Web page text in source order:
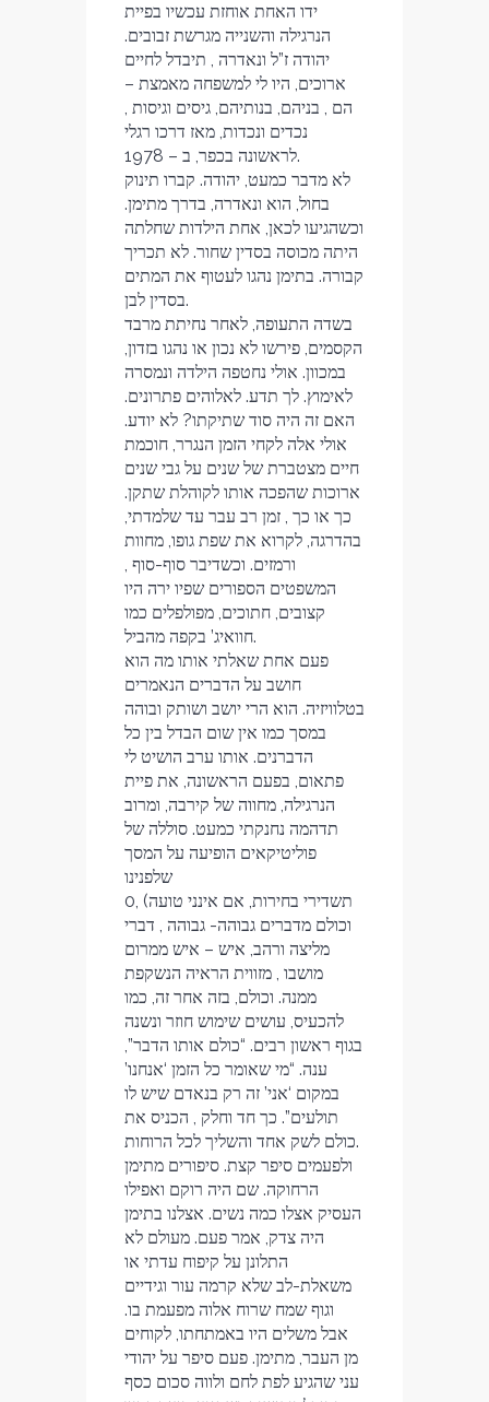
ידו האחת אוחזת עכשיו בפיית
הנרגילה והשנייה מגרשת זבובים.
יהודה ז”ל ונאדרה , תיבדל לחיים
ארוכים, היו לי למשפחה מאמצת –
הם , בניהם, בנותיהם, גיסים וגיסות ,
נכדים ונכדות, מאז דרכו רגלי
לראשונה בכפר, ב – 1978.
לא מדבר כמעט, יהודה. קברו תינוק
בחול, הוא ונאדרה, בדרך מתימן.
וכשהגיעו לכאן, אחת הילדות שחלתה
היתה מכוסה בסדין שחור. לא תכריך
קבורה. בתימן נהגו לעטוף את המתים
בסדין לבן.
בשדה התעופה, לאחר נחיתת מרבד
הקסמים, פירשו לא נכון או נהגו בזדון,
במכוון. אולי נחטפה הילדה ונמסרה
לאימוץ. לך תדע. לאלוהים פתרונים.
האם זה היה סוד שתיקתו? לא יודע.
אולי אלה לקחי הזמן הנגרר, חוכמת
חיים מצטברת של שנים על גבי שנים
ארוכות שהפכה אותו לקוהלת שתקן.
כך או כך , זמן רב עבר עד שלמדתי,
בהדרגה, לקרוא את שפת גופו, מחוות
ורמזים. וכשדיבר סוף-סוף ,
המשפטים הספורים שפיו ירה היו
קצובים, חתוכים, מפולפלים כמו
חוואיג’ בקפה מהביל.
פעם אחת שאלתי אותו מה הוא
חושב על הדברים הנאמרים
בטלוויזיה. הוא הרי יושב ושותק ובוהה
במסך כמו אין שום הבדל בין כל
הדברנים. אותו ערב הושיט לי
פתאום, בפעם הראשונה, את פיית
הנרגילה, מחווה של קירבה, ומרוב
תדהמה נחנקתי כמעט. סוללה של
פוליטיקאים הופיעה על המסך
שלפנינו
0תשדירי בחירות, אם אינני טועה) ,
וכולם מדברים גבוהה- גבוהה , דברי
מליצה ורהב, איש – איש ממרום
מושבו , מזווית הראיה הנשקפת
ממנה. וכולם, בזה אחר זה, כמו
להכעיס, עושים שימוש חוזר ונשנה
בגוף ראשון רבים. “כולם אותו הדבר”,
ענה. “מי שאומר כל הזמן ‘אנחנו’
במקום ‘אני’ זה רק בנאדם שיש לו
תולעים”. כך חד וחלק , הכניס את
כולם לשק אחד והשליך לכל הרוחות.
ולפעמים סיפר קצת. סיפורים מתימן
הרחוקה. שם היה רוקם ואפילו
העסיק אצלו כמה נשים. אצלנו בתימן
היה צדק, אמר פעם. מעולם לא
התלונן על קיפוח עדתי או
משאלת-לב שלא קרמה עור וגידיים
וגוף שמח שרוח אלוה מפעמת בו.
אבל משלים היו באמתחתו, לקוחים
מן העבר, מתימן. פעם סיפר על יהודי
עני שהגיע לפת לחם ולווה סכום כסף